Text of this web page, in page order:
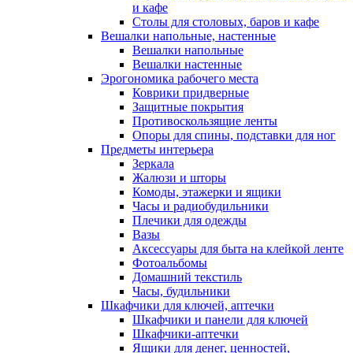
и кафе
Столы для столовых, баров и кафе
Вешалки напольные, настенные
Вешалки напольные
Вешалки настенные
Эрогономика рабочего места
Коврики придверные
Защитные покрытия
Противоскользящие ленты
Опоры для спины, подставки для ног
Предметы интерьера
Зеркала
Жалюзи и шторы
Комоды, этажерки и ящики
Часы и радиобудильники
Плечики для одежды
Вазы
Аксессуары для быта на клейкой ленте
Фотоальбомы
Домашний текстиль
Часы, будильники
Шкафчики для ключей, аптечки
Шкафчики и панели для ключей
Шкафчики-аптечки
Ящики для денег, ценностей,